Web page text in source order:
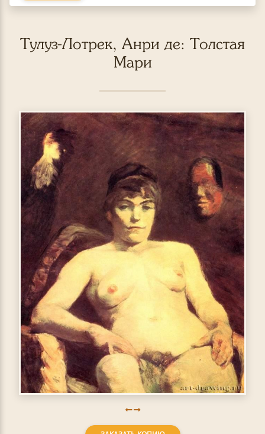
Тулуз-Лотрек, Анри де: Толстая
Мари